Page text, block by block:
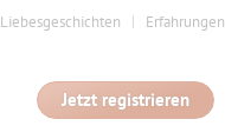
Liebesgeschichten Erfahrungen
Jetzt registrieren